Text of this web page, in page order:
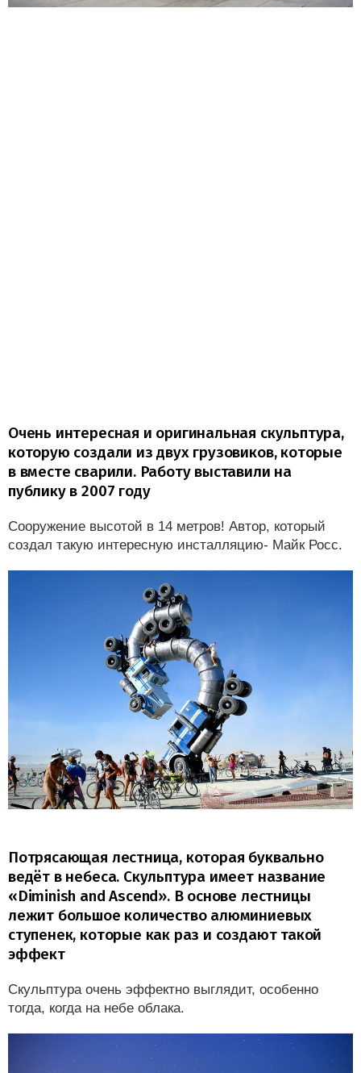
Очень интересная и оригинальная скульптура,
которую создали из двух грузовиков, которые
в вместе сварили. Работу выставили на
публику в 2007 году
Сооружение высотой в 14 метров! Автор, который
создал такую интересную инсталляцию- Майк Росс.
Потрясающая лестница, которая буквально
ведёт в небеса. Скульптура имеет название
«Diminish and Ascend». В основе лестницы
лежит большое количество алюминиевых
ступенек, которые как раз и создают такой
эффект
Скульптура очень эффектно выглядит, особенно
тогда, когда на небе облака.